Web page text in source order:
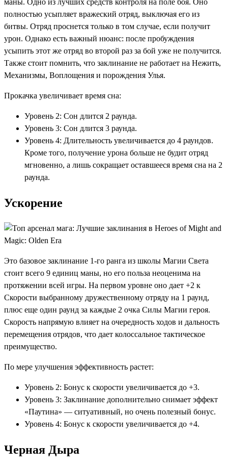
полностью усыпляет вражеский отряд, выключая его из
битвы. Отряд проснется только в том случае, если получит
урон. Однако есть важный нюанс: после пробуждения
усыпить этот же отряд во второй раз за бой уже не получится.
Также стоит помнить, что заклинание не работает на Нежить,
Механизмы, Воплощения и порождения Улья.
Прокачка увеличивает время сна:
Уровень 2: Сон длится 2 раунда.
Уровень 3: Сон длится 3 раунда.
Уровень 4: Длительность увеличивается до 4 раундов.
Кроме того, получение урона больше не будит отряд
мгновенно, а лишь сокращает оставшееся время сна на 2
раунда.
Ускорение
Это базовое заклинание 1-го ранга из школы Магии Света
стоит всего 9 единиц маны, но его польза неоценима на
протяжении всей игры. На первом уровне оно дает +2 к
Скорости выбранному дружественному отряду на 1 раунд,
плюс еще один раунд за каждые 2 очка Силы Магии героя.
Скорость напрямую влияет на очередность ходов и дальность
перемещения отрядов, что дает колоссальное тактическое
преимущество.
По мере улучшения эффективность растет:
Уровень 2: Бонус к скорости увеличивается до +3.
Уровень 3: Заклинание дополнительно снимает эффект
«Паутина» — ситуативный, но очень полезный бонус.
Уровень 4: Бонус к скорости увеличивается до +4.
Черная Дыра